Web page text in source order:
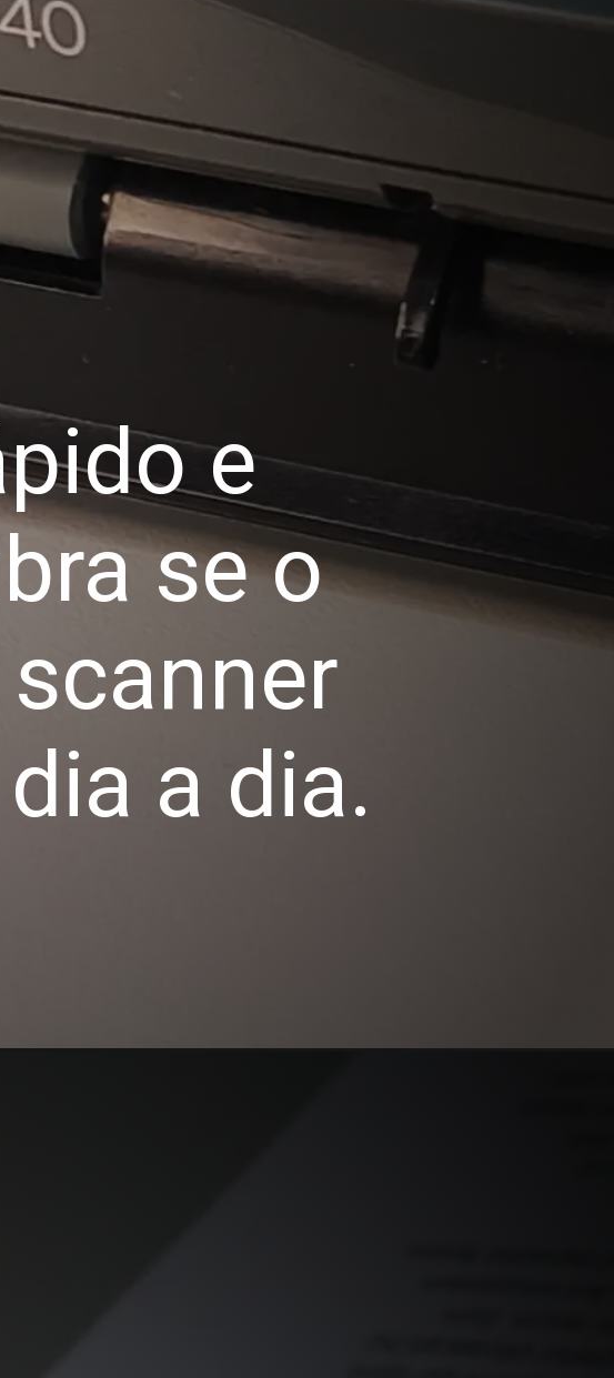
e
se o
a dia.